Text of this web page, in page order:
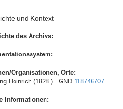
und Kontext
des Archivs:
Organisationen, Orte:
Heinrich (1928-) · GND 118746707
Informationen: